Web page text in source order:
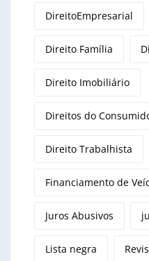
DireitoEmpresarial
Direito Família
Direito Imobiliário
Direitos do
Direito Trabalhista
Financiamento de
Juros Abusivos
Lista negra